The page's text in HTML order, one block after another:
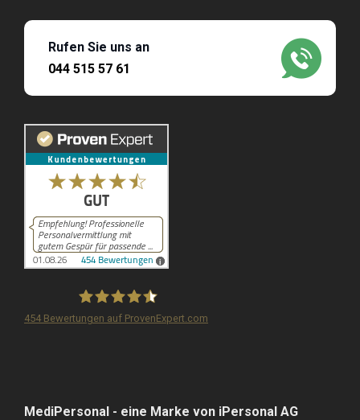
Rufen Sie uns an
044 515 57 61
454 Bewertungen auf ProvenExpert.com
MediPersonal - eine Marke von iPersonal AG